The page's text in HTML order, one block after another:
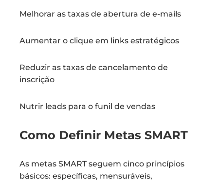
Melhorar as taxas de abertura de e-mails
Aumentar o clique em links estratégicos
Reduzir as taxas de cancelamento de
inscrição
Nutrir leads para o funil de vendas
Como Definir Metas SMART
As metas SMART seguem cinco princípios
básicos: específicas, mensuráveis,